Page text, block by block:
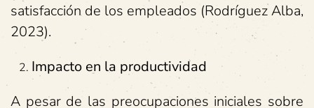
satisfacción de los empleados (Rodríguez Alba,
2023).
Impacto en la productividad
A pesar de las preocupaciones iniciales sobre